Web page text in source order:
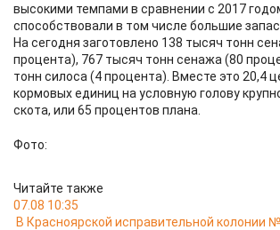
высокими темпами в сравнении с 2017
способствовали в том числе большие
На сегодня заготовлено 138 тысяч тонн
процента), 767 тысяч тонн сенажа (80
тонн силоса (4 процента). Вместе это 20,4
кормовых единиц на условную голову
скота, или 65 процентов плана.
Фото:
Читайте также
07.08 10:35
В Красноярской исправительной колонии